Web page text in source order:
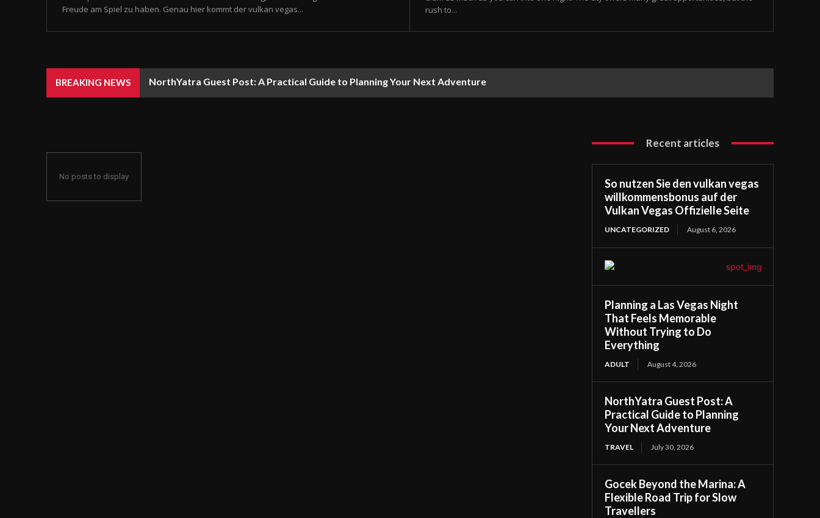
Freude am Spiel zu haben. Genau hier kommt der vulkan vegas...
rush to...
BREAKING NEWS NorthYatra Guest Post: A Practical Guide to Planning Your Next Adventure
No posts to display
Recent articles
So nutzen Sie den vulkan vegas
willkommensbonus auf der
Vulkan Vegas Offizielle Seite
UNCATEGORIZED August 6, 2026
Planning a Las Vegas Night
That Feels Memorable
Without Trying to Do
Everything
ADULT August 4, 2026
NorthYatra Guest Post: A
Practical Guide to Planning
Your Next Adventure
TRAVEL July 30, 2026
Gocek Beyond the Marina: A
Flexible Road Trip for Slow
Travellers